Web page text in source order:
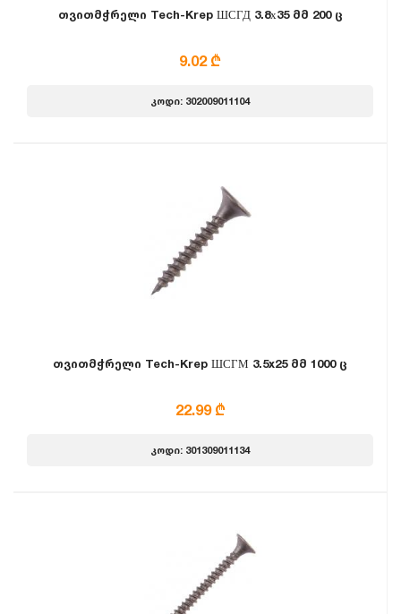
თვითმჭრელი Tech-Krep ШСГД 3.8х35 მმ 200 ც
9.02 ₾
კოდი: 302009011104
თვითმჭრელი Tech-Krep ШСГМ 3.5x25 მმ 1000 ც
22.99 ₾
კოდი: 301309011134